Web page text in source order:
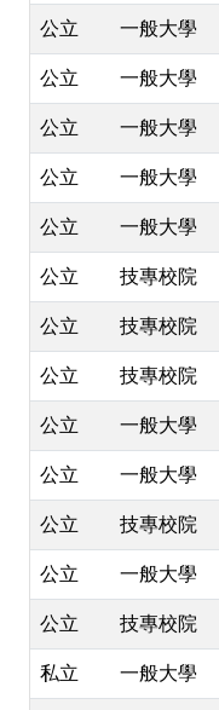
公立 一般大學
公立 一般大學
公立 一般大學
公立 一般大學
公立 一般大學
公立 技專校院
公立 技專校院
公立 技專校院
公立 一般大學
公立 一般大學
公立 技專校院
公立 一般大學
公立 技專校院
私立 一般大學